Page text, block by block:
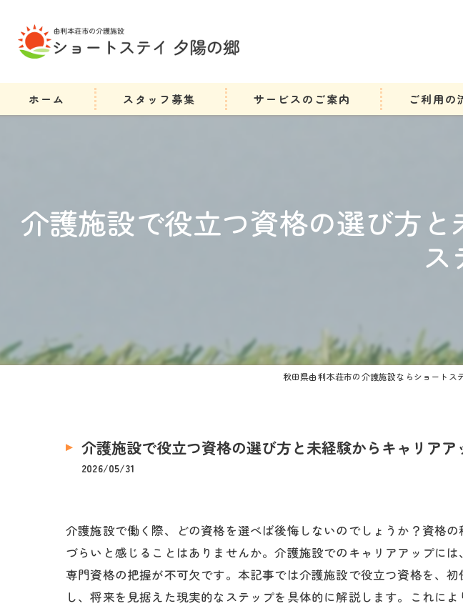
ホーム スタッフ募集 サービスのご案内 ご利用の
介護施設で役立つ資格の選び方
ス
秋田県由利本荘市の介護施設ならショートス
介護施設で役立つ資格の選び方と未経験からキャリア
2026/05/31
介護施設で働く際、どの資格を選べば後悔しないのでしょうか？資格
づらいと感じることはありませんか。介護施設でのキャリアアップに
専門資格の把握が不可欠です。本記事では介護施設で役立つ資格を、
し、将来を見据えた現実的なステップを具体的に解説します。これに